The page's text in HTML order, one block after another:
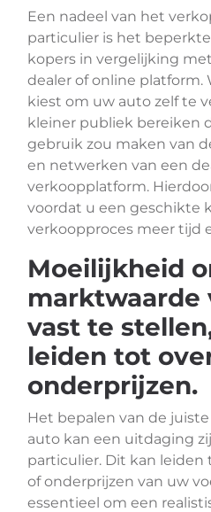
Een nadeel van het
particulier is het
kopers in vergelijking
dealer of online platform.
kiest om uw auto zelf te
kleiner publiek bereiken
gebruik zou maken van
en netwerken van een
verkoopplatform.
voordat u een geschikte
verkoopproces meer tijd
Moeilijkheid
marktwaarde
vast te
leiden tot
onderprijzen.
Het bepalen van de
auto kan een uitdaging
particulier. Dit kan leiden
of onderprijzen van uw
essentieel om een